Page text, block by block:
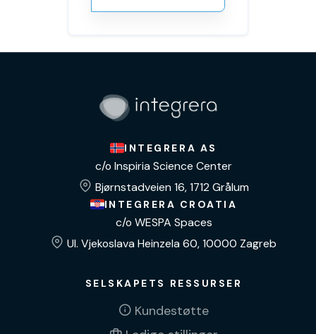
INTEGRERA AS
c/o Inspiria Science Center
Bjørnstadveien 16, 1712 Grålum
INTEGRERA CROATIA
c/o WESPA Spaces
Ul. Vjekoslava Heinzela 60, 10000 Zagreb
SELSKAPETS RESSURSER
Kundestøtte